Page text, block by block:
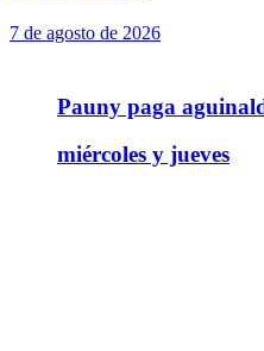
Pauny paga
miércoles y jueves
7 de agosto de 2026